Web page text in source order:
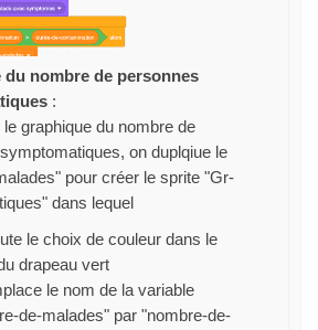
du nombre de personnes
:
graphique du nombre de
on duplqiue le
pour créer le sprite "Gr-
dans lequel
le choix de couleur dans le
drapeau vert
le nom de la variable
de-malades" par "nombre-de-